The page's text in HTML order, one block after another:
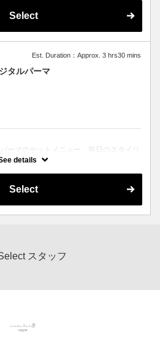
Select
Est. Duration：Approx. 3 hrs30 mins
タルパーマ
ーマのセットメニュー。毎日のスタイリ
☆ シャンプー、ブロー込み。ロング料
details
Select
スタッフ